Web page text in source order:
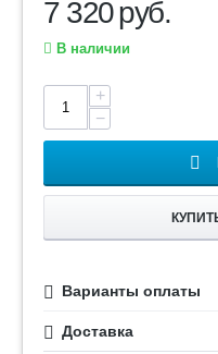
7 320руб.
В наличии
+
−
Варианты оплаты
Доставка